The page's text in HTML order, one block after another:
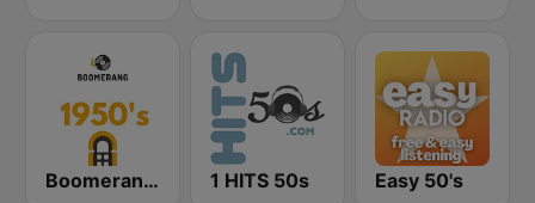
Boomerang 50's 1 HITS 50s Easy 50's